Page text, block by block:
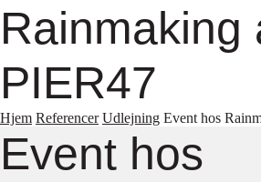
Rainmaking
PIER47
Hjem Referencer Udlejning Event hos
Event hos